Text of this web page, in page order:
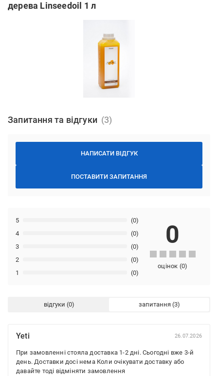
дерева Linseedoil 1 л
Запитання та відгуки
НАПИСАТИ ВІДГУК
ПОСТАВИТИ ЗАПИТАННЯ
1 (0)
2 (0)
3 (0)
4 (0)
5 (0)
0
оцінок (0)
відгуки запитання
Yeti 26.07.2026
При замовленні стояла доставка 1-2 дні. Сьогодні вже 3-й
день. Доставки досі нема Коли очікувати доставку або
давайте тоді відміняти замовлення